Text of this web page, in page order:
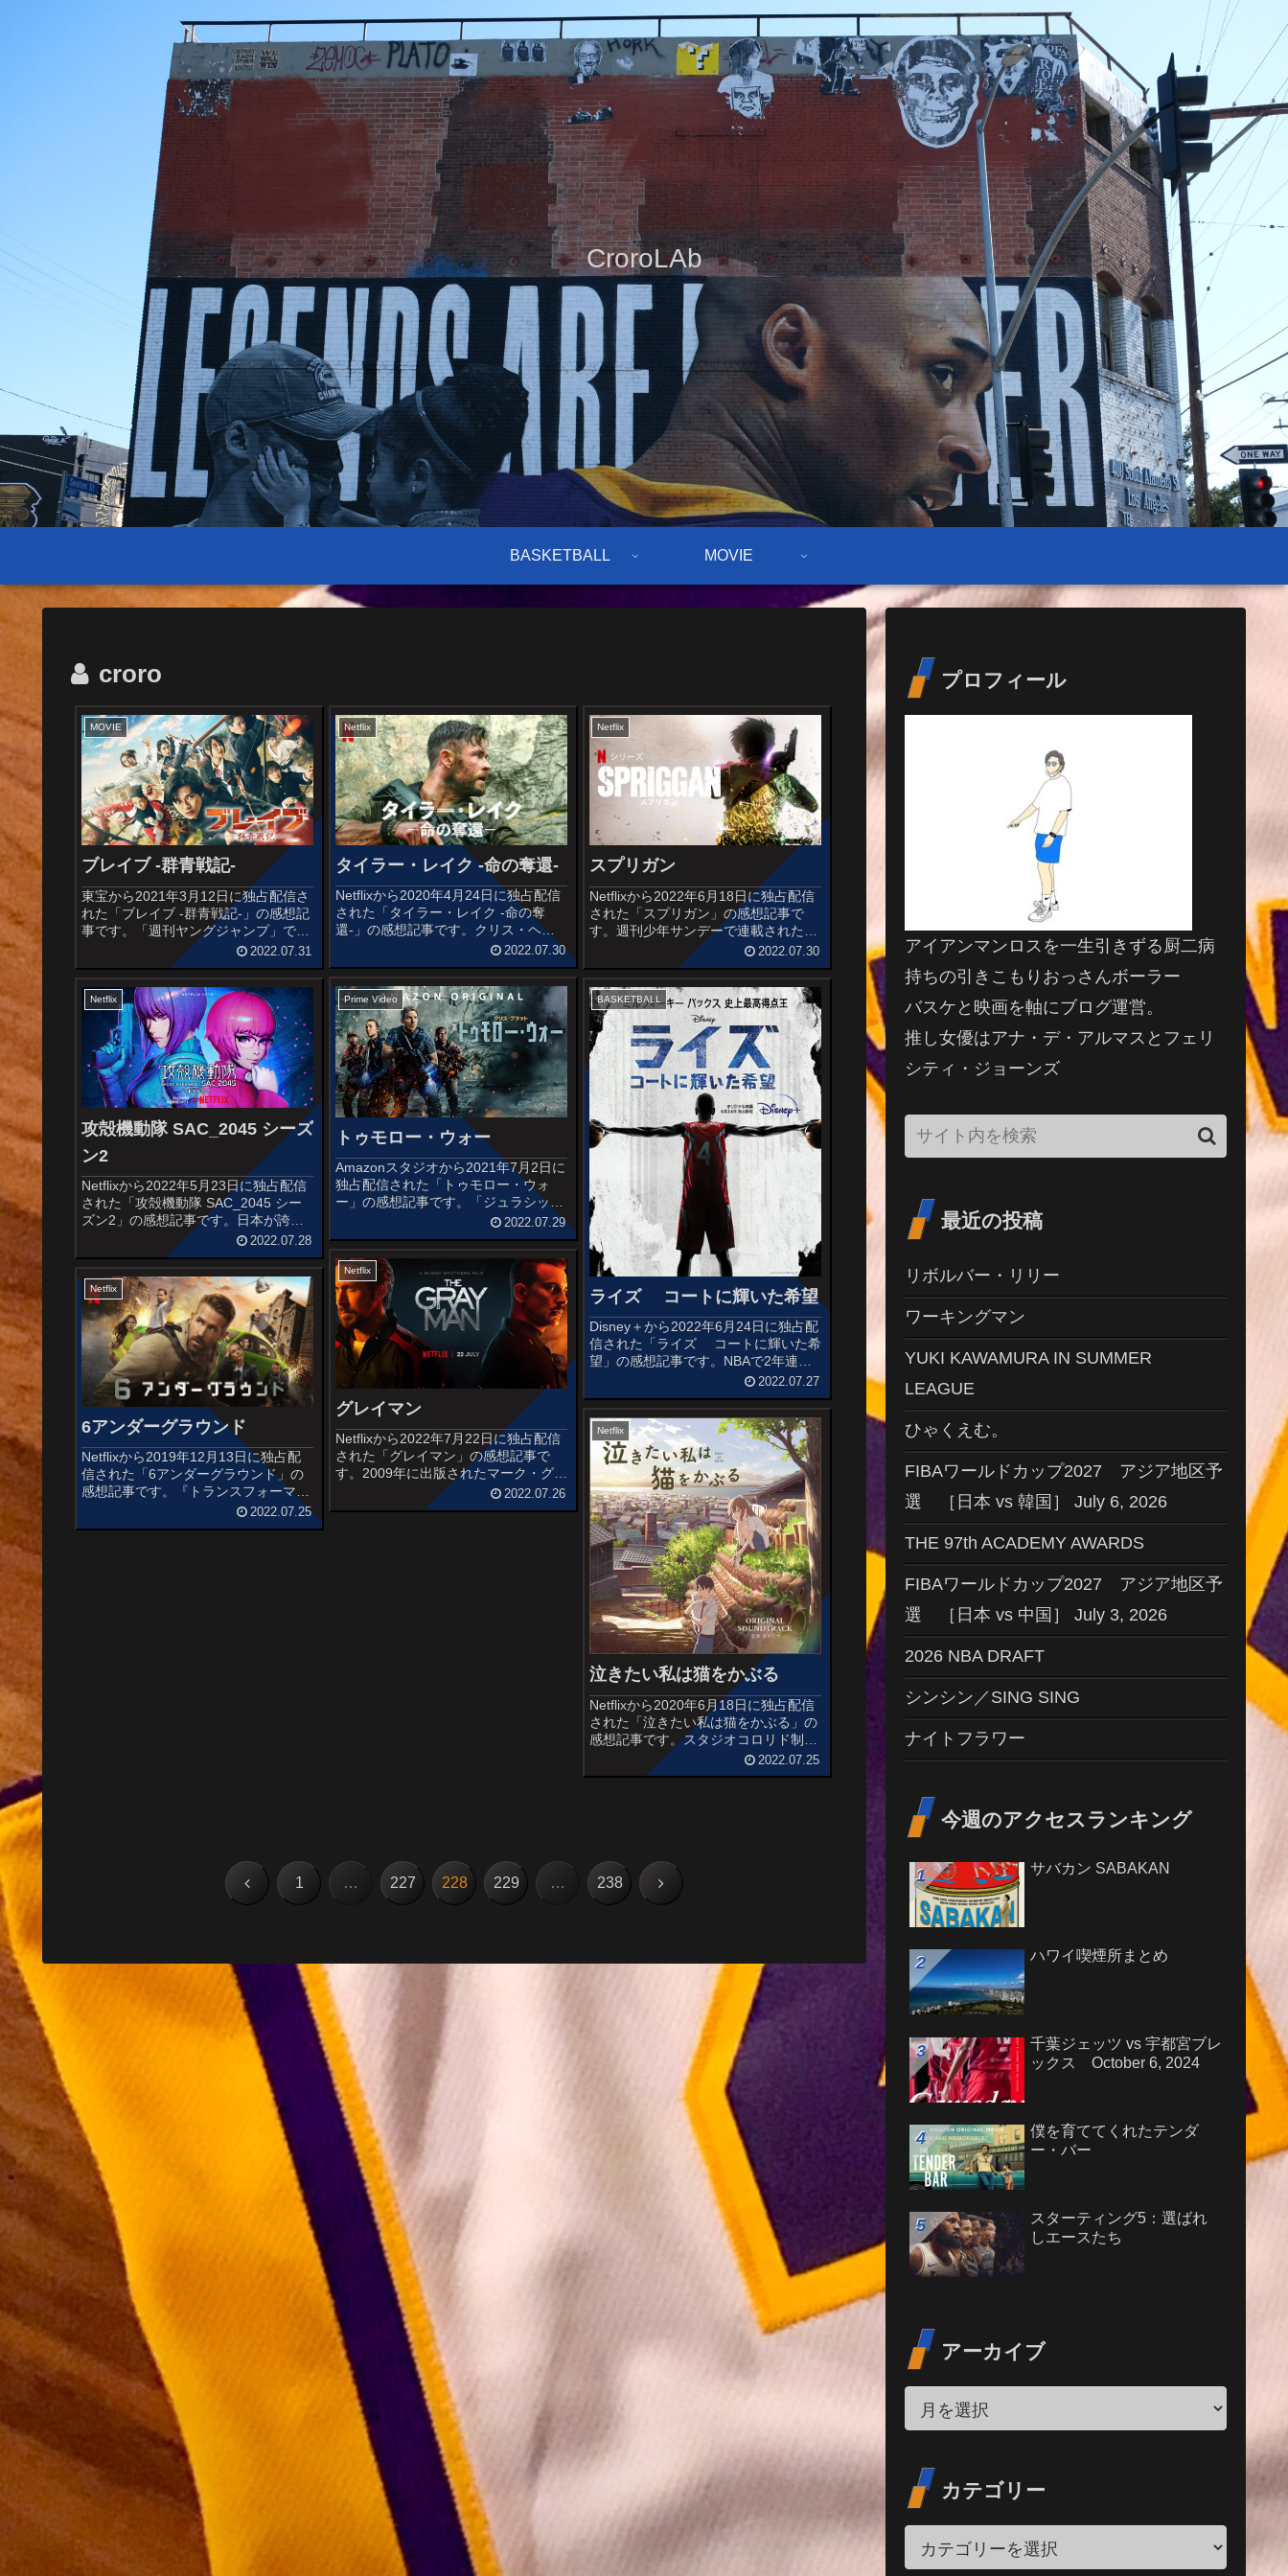
CroroLAb
BASKETBALL MOVIE
croro
MOVIE
ブレイブ -群青戦記-
東宝から2021年3月12日に独占配信さ
れた「ブレイブ -群青戦記-」の感想記
事です。「週刊ヤングジャンプ」で連
載された笠原真樹の「群青戦記」の実
写映画化作品です。オススメ度あらす
じ＆予告編スポーツ強豪校の高校生が
突如戦国時代に放り込まれ....
2022.07.31
Netflix
タイラー・レイク -命の奪還-
Netflixから2020年4月24日に独占配信
された「タイラー・レイク -命の奪
還-」の感想記事です。クリス・ヘム
ズワース主演、ルッソ兄弟製作。 ジ
ョー・ルッソがストーリーを手がけた
グラフィック・ノベル『Ciudad』を原
作としている。N...
2022.07.30
Netflix
スプリガン
Netflixから2022年6月18日に独占配信
された「スプリガン」の感想記事で
す。週刊少年サンデーで連載された、
たかしげ宙原作、皆川亮二作画による
漫画を原作とし、時代設定を新しくし
たアニメ作品です。オススメ度あらす
じ＆予告編特殊組織を擁す...
2022.07.30
Prime Video
トゥモロー・ウォー
Amazonスタジオから2021年7月2日に
独占配信された「トゥモロー・ウォ
ー」の感想記事です。「ジュラシッ
ク・ワールド」シリーズのクリス・プ
ラットが主演を務めた、地球を脅かす
エイリアンと人類の戦いを描いたSFア
クション大作です。オススメ度...
2022.07.29
Netflix
攻殻機動隊 SAC_2045 シーズ
ン2
Netflixから2022年5月23日に独占配信
された「攻殻機動隊 SAC_2045 シー
ズン2」の感想記事です。日本が誇る
世界的大ヒットアニメである、士郎政
宗原作の攻殻機動隊シリーズとして初
めてモーションキャプチャを使用した
フル3DCGア...
2022.07.28
BASKETBALL
ライズ コートに輝いた希望
Disney＋から2022年6月24日に独占配
信された「ライズ コートに輝いた希
望」の感想記事です。NBAで2年連続
MVPを獲得したヤニス・アデトクンボ
とその兄弟、そして家族の絆を描いた
作品です。監督・脚本はナイジェリア
出身のアキン・オモ...
2022.07.27
Netflix
グレイマン
Netflixから2022年7月22日に独占配信
された「グレイマン」の感想記事で
す。2009年に出版されたマーク・グリ
ーニーの同名小説をもとに、クリスト
ファー・マーカス、スティーヴン・マ
2022.07.26
Netflix
6アンダーグラウンド
Netflixから2019年12月13日に独占配
信された「6アンダーグラウンド」の
感想記事です。『トランスフォーマ
ー』シリーズのマイケル・ベイと『デ
ッドプール』のライアン・レイノルズ
2022.07.25
Netflix
泣きたい私は猫をかぶる
Netflixから2020年6月18日に独占配信
された「泣きたい私は猫をかぶる」の
感想記事です。スタジオコロリド制作
による日本の長編アニメーション映画
で、第24回文化庁メディア芸術祭アニ
2022.07.25
前 1 … 227 228 229 … 238 次
プロフィール
アイアンマンロスを一生引きずる厨二病
持ちの引きこもりおっさんボーラー
バスケと映画を軸にブログ運営。
推し女優はアナ・デ・アルマスとフェリ
シティ・ジョーンズ
最近の投稿
リボルバー・リリー
ワーキングマン
YUKI KAWAMURA IN SUMMER
LEAGUE
ひゃくえむ。
FIBAワールドカップ2027 アジア地区予
選 ［日本 vs 韓国］ July 6, 2026
THE 97th ACADEMY AWARDS
FIBAワールドカップ2027 アジア地区予
選 ［日本 vs 中国］ July 3, 2026
2026 NBA DRAFT
シンシン／SING SING
ナイトフラワー
今週のアクセスランキング
サバカン SABAKAN
ハワイ喫煙所まとめ
千葉ジェッツ vs 宇都宮ブレ
ックス October 6, 2024
僕を育ててくれたテンダ
ー・バー
スターティング5：選ばれ
しエースたち
アーカイブ
カテゴリー